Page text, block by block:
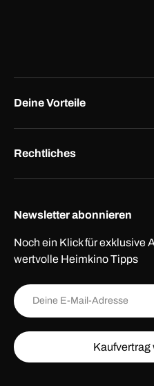
Deine Vorteile
Rechtliches
Newsletter abonnieren
Noch ein Klick für exklusive
wertvolle Heimkino Tipps
E-Mail
Kaufvertrag